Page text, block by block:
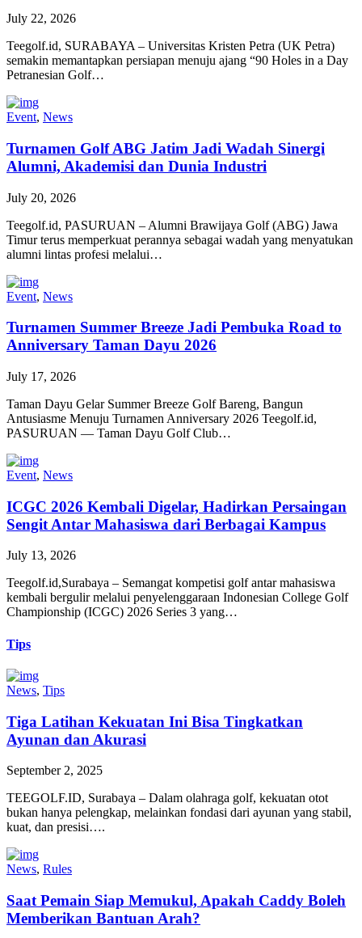
July 22, 2026
Teegolf.id, SURABAYA – Universitas Kristen Petra (UK Petra)
semakin memantapkan persiapan menuju ajang “90 Holes in a Day
Petranesian Golf…
Event, News
Turnamen Golf ABG Jatim Jadi Wadah Sinergi
Alumni, Akademisi dan Dunia Industri
July 20, 2026
Teegolf.id, PASURUAN – Alumni Brawijaya Golf (ABG) Jawa
Timur terus memperkuat perannya sebagai wadah yang menyatukan
alumni lintas profesi melalui…
Event, News
Turnamen Summer Breeze Jadi Pembuka Road to
Anniversary Taman Dayu 2026
July 17, 2026
Taman Dayu Gelar Summer Breeze Golf Bareng, Bangun
Antusiasme Menuju Turnamen Anniversary 2026 Teegolf.id,
PASURUAN — Taman Dayu Golf Club…
Event, News
ICGC 2026 Kembali Digelar, Hadirkan Persaingan
Sengit Antar Mahasiswa dari Berbagai Kampus
July 13, 2026
Teegolf.id,Surabaya – Semangat kompetisi golf antar mahasiswa
kembali bergulir melalui penyelenggaraan Indonesian College Golf
Championship (ICGC) 2026 Series 3 yang…
Tips
News, Tips
Tiga Latihan Kekuatan Ini Bisa Tingkatkan
Ayunan dan Akurasi
September 2, 2025
TEEGOLF.ID, Surabaya – Dalam olahraga golf, kekuatan otot
bukan hanya pelengkap, melainkan fondasi dari ayunan yang stabil,
kuat, dan presisi….
News, Rules
Saat Pemain Siap Memukul, Apakah Caddy Boleh
Memberikan Bantuan Arah?